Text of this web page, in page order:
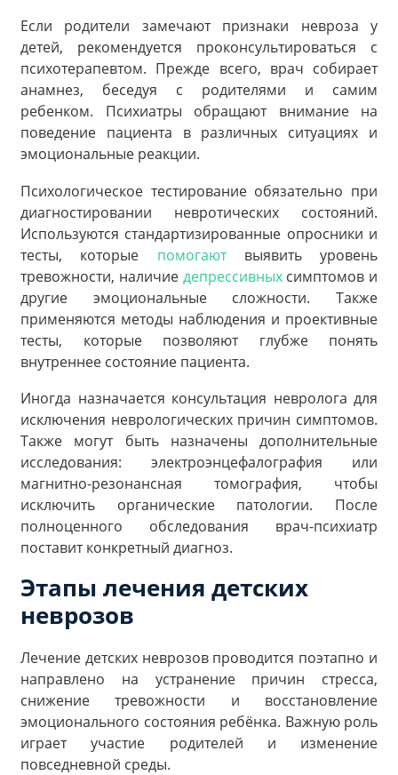
Если родители замечают признаки невроза у
детей, рекомендуется проконсультироваться с
психотерапевтом. Прежде всего, врач собирает
анамнез, беседуя с родителями и самим
ребенком. Психиатры обращают внимание на
поведение пациента в различных ситуациях и
эмоциональные реакции.
Психологическое тестирование обязательно при
диагностировании невротических состояний.
Используются стандартизированные опросники и
тесты, которые помогаютвыявить уровень
тревожности, наличие депрессивныхсимптомов и
другие эмоциональные сложности. Также
применяются методы наблюдения и проективные
тесты, которые позволяют глубже понять
внутреннее состояние пациента.
Иногда назначается консультация невролога для
исключения неврологических причин симптомов.
Также могут быть назначены дополнительные
исследования: электроэнцефалография или
магнитно-резонансная томография, чтобы
исключить органические патологии. После
полноценного обследования врач-психиатр
поставит конкретный диагноз.
Этапы лечения детских
неврозов
Лечение детских неврозов проводится поэтапно и
направлено на устранение причин стресса,
снижение тревожности и восстановление
эмоционального состояния ребёнка. Важную роль
играет участие родителей и изменение
повседневной среды.